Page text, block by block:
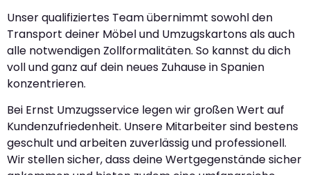
Unser qualifiziertes Team übernimmt sowohl den
Transport deiner Möbel und Umzugskartons als auch
alle notwendigen Zollformalitäten. So kannst du dich
voll und ganz auf dein neues Zuhause in Spanien
konzentrieren.
Bei Ernst Umzugsservice legen wir großen Wert auf
Kundenzufriedenheit. Unsere Mitarbeiter sind bestens
geschult und arbeiten zuverlässig und professionell.
Wir stellen sicher, dass deine Wertgegenstände sicher